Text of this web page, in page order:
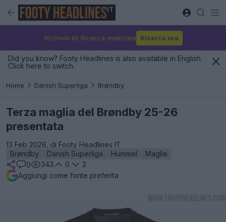
IT
Archivio kit Ricerca avanzata Ricerca ora
Did you know? Footy Headlines is also available in English.
Click here to switch.
Home Danish Superliga Brøndby
Terza maglia del Brøndby 25-26
presentata
13 Feb 2026, di Footy Headlines IT
Brøndby
Danish Superliga Hummel
Maglie
0
343 0
2
Aggiungi come fonte preferita